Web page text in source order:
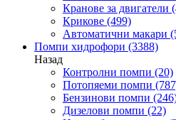
Кранове за двигатели
Крикове (499)
Автоматични макари
Помпи хидрофори (3388)
Назад
Контролни помпи (20)
Потопяеми помпи
Бензинови помпи
Дизелови помпи (22)